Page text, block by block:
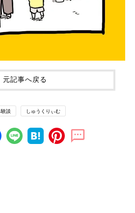
元記事へ戻る
談 しゅうくりぃむ